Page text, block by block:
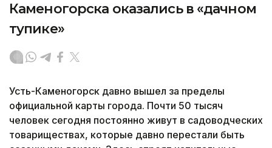
Каменогорска оказались в «дачном
тупике»
Усть-Каменогорск давно вышел за пределы
официальной карты города. Почти 50 тысяч
человек сегодня постоянно живут в садоводческих
товариществах, которые давно перестали быть